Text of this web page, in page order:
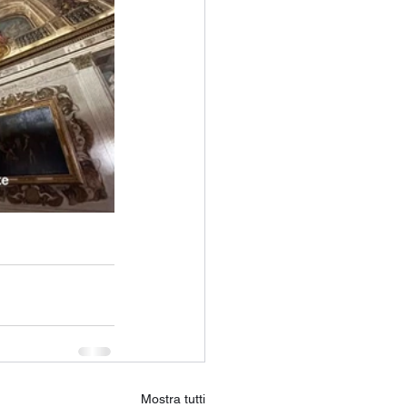
Mostra tutti